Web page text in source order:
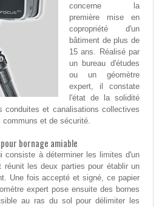
concerne la
première mise en
copropriété d'un
bâtiment de plus de
15 ans. Réalisé par
un bureau d'études
ou un géomètre
expert, il constate
l'état de la solidité
et canalisations collectives
et de sécurité.
bornage amiable
consiste à déterminer les limites d'un
réunit les deux parties pour établir un
Une fois accepté et signé, ce papier
expert pose ensuite des bornes
au ras du sol pour délimiter les